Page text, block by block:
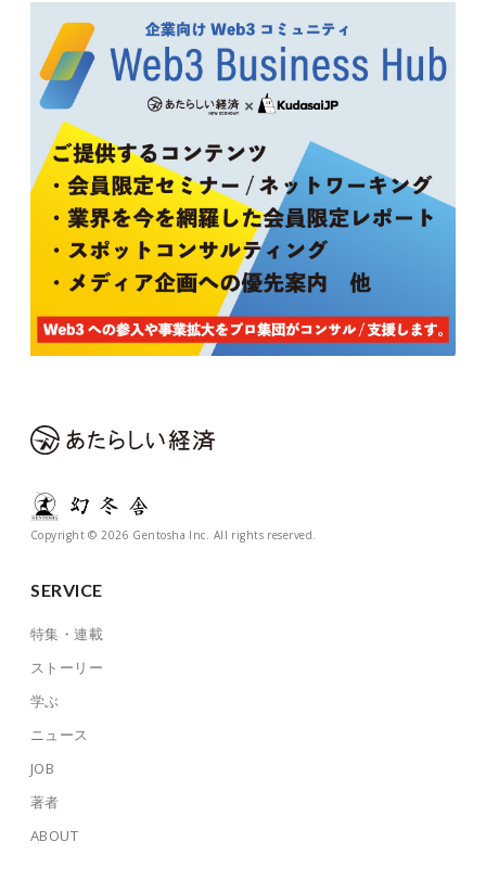
Copyright © 2026 Gentosha Inc. All rights reserved.
SERVICE
特集・連載
ストーリー
学ぶ
ニュース
JOB
著者
ABOUT